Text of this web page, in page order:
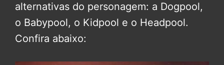
alternativas do personagem: a Dogpool,
o Babypool, o Kidpool e o Headpool.
Confira abaixo: